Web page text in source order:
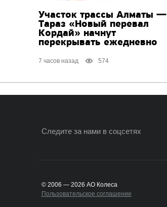
Участок трассы Алматы —
Тараз «Новый перевал
Кордай» начнут
перекрывать ежедневно
7 часов назад 574
Следите за намив соцсетях
© 2006 — 2026 АО Колеса
Пользовательское соглашение